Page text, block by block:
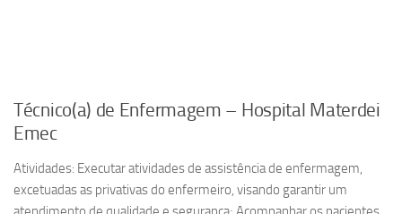
Técnico(a) de Enfermagem – Hospital Materdei
Emec
Atividades: Executar atividades de assistência de enfermagem,
excetuadas as privativas do enfermeiro, visando garantir um